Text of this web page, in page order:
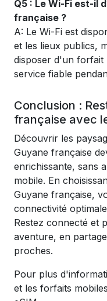
Q5 : Le Wi-Fi est-il
française ?
A: Le Wi-Fi est
et les lieux publics,
disposer d'un
service fiable
Conclusion :
française avec
Découvrir les
Guyane française
enrichissante, sans
mobile. En
Guyane française,
connectivité
Restez connecté et
aventure, en
proches.
Pour plus
et les forfaits